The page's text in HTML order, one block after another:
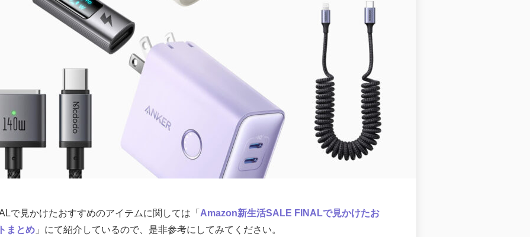
で見かけたおすすめのアイテムに関しては「 Amazon新生活SALE FINALで見かけたお
まとめ 」にて紹介しているので、是非参考にしてみてください。